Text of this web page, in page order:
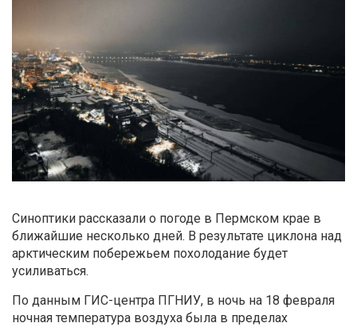
Синоптики рассказали о погоде в Пермском крае в
ближайшие несколько дней. В результате циклона над
арктическим побережьем похолодание будет
усиливаться.
По данным ГИС-центра ПГНИУ, в ночь на 18 февраля
ночная температура воздуха была в пределах